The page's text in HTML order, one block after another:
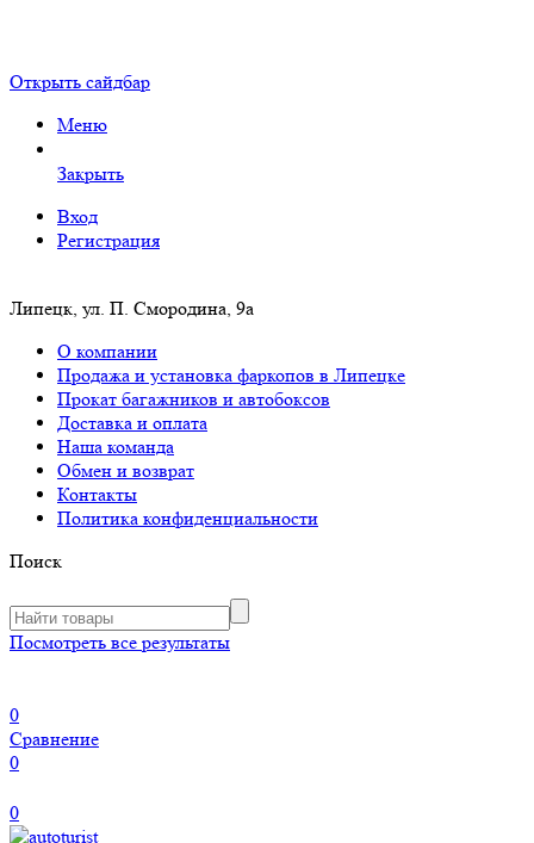
Открыть сайдбар
Меню
Закрыть
Вход
Регистрация
Липецк, ул. П. Смородина, 9а
О компании
Продажа и установка фаркопов в Липецке
Прокат багажников и автобоксов
Доставка и оплата
Наша команда
Обмен и возврат
Контакты
Политика конфиденциальности
Поиск
Посмотреть все результаты
0
Сравнение
0
0